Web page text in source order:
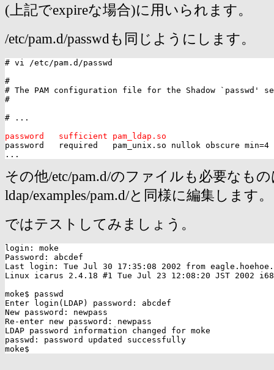
(上記でexpireな場合)に用いられます。
/etc/pam.d/passwdも同じようにします。
# vi /etc/pam.d/passwd
#
# The PAM configuration file for the Shadow `passwd'
#
# ...
password   sufficient pam_ldap.so
password   required   pam_unix.so nullok obscure min=4
その他/etc/pam.d/のファイルも必要なもの
ldap/examples/pam.d/と同様に編集します。
ではテストしてみましょう。
login: moke
Password: abcdef
Last login: Tue Jul 30 17:35:08 2002 from
Linux icarus 2.4.18 #1 Tue Jul 23 12:08:20 JST 2002
moke$ passwd
Enter login(LDAP) password: abcdef
New password: newpass
Re-enter new password: newpass
LDAP password information changed for moke
passwd: password updated successfully